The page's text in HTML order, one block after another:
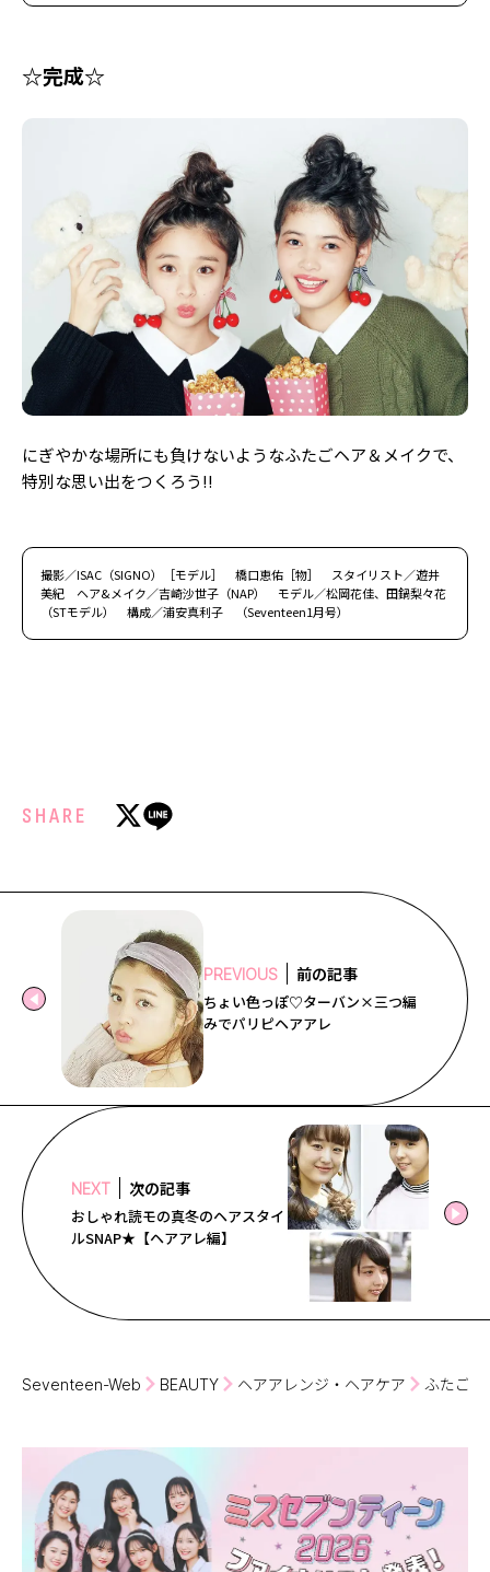
☆完成☆
にぎやかな場所にも負けないようなふたごヘア＆メイクで、
特別な思い出をつくろう!!
撮影／ISAC（SIGNO）［モデル］ 橋口恵佑［物］ スタイリスト／遊井
美紀 ヘア&メイク／吉崎沙世子（NAP） モデル／松岡花佳、田鍋梨々花
（STモデル） 構成／浦安真利子 （Seventeen1月号）
SHARE
PREVIOUS 前の記事
ちょい色っぽ♡ターバン×三つ編
みでパリピヘアアレ
NEXT 次の記事
おしゃれ読モの真冬のヘアスタイ
ルSNAP★【ヘアアレ編】
Seventeen-Web BEAUTY ヘアアレンジ・ヘアケア ふたごヘ